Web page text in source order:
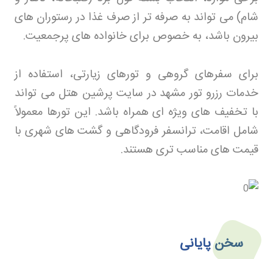
شام) می تواند به صرفه تر از صرف غذا در رستوران های
بیرون باشد، به خصوص برای خانواده های پرجمعیت.
برای سفرهای گروهی و تورهای زیارتی، استفاده از
خدمات رزرو تور مشهد در سایت پرشین هتل می تواند
با تخفیف های ویژه ای همراه باشد. این تورها معمولاً
شامل اقامت، ترانسفر فرودگاهی و گشت های شهری با
قیمت های مناسب تری هستند.
سخن پایانی